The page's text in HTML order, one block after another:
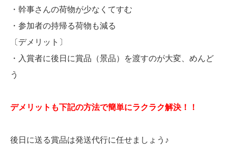
・幹事さんの荷物が少なくてすむ
・参加者の持帰る荷物も減る
〔デメリット〕
・入賞者に後日に賞品（景品）を渡すのが大変、めんど
う
デメリットも下記の方法で簡単にラクラク解決！！
後日に送る賞品は発送代行に任せましょう♪